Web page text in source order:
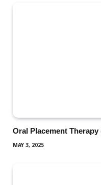
Oral Placement Therapy
MAY 3, 2025